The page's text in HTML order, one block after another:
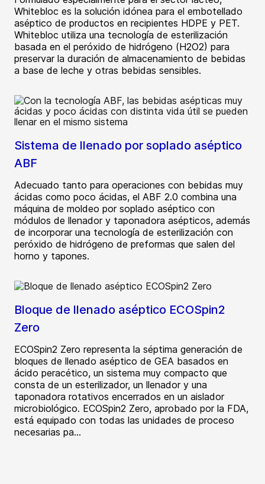
Whitebloc es la solución idónea para el embotellado
aséptico de productos en recipientes HDPE y PET.
Whitebloc utiliza una tecnología de esterilización
basada en el peróxido de hidrógeno (H2O2) para
preservar la duración de almacenamiento de bebidas
a base de leche y otras bebidas sensibles.
Sistema de llenado por soplado aséptico
ABF
Adecuado tanto para operaciones con bebidas muy
ácidas como poco ácidas, el ABF 2.0 combina una
máquina de moldeo por soplado aséptico con
módulos de llenador y taponadora asépticos, además
de incorporar una tecnología de esterilización con
peróxido de hidrógeno de preformas que salen del
horno y tapones.
Bloque de llenado aséptico ECOSpin2
Zero
ECOSpin2 Zero representa la séptima generación de
bloques de llenado aséptico de GEA basados en
ácido peracético, un sistema muy compacto que
consta de un esterilizador, un llenador y una
taponadora rotativos encerrados en un aislador
microbiológico. ECOSpin2 Zero, aprobado por la FDA,
está equipado con todas las unidades de proceso
necesarias pa...